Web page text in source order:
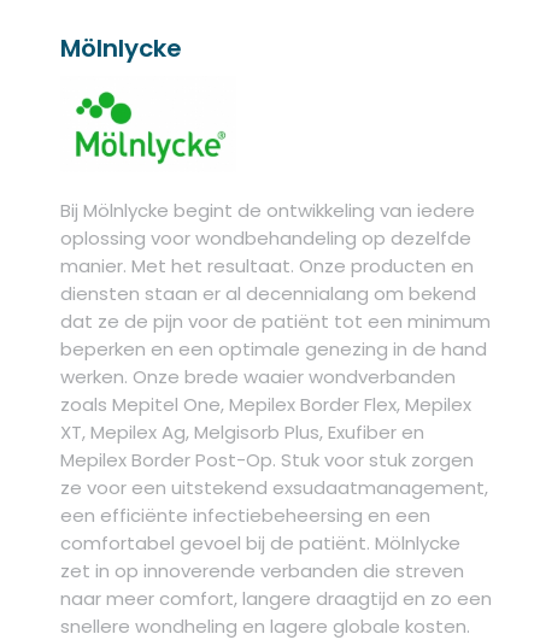
Mölnlycke
Bij Mölnlycke begint de ontwikkeling van iedere
oplossing voor wondbehandeling op dezelfde
manier. Met het resultaat. Onze producten en
diensten staan er al decennialang om bekend
dat ze de pijn voor de patiënt tot een minimum
beperken en een optimale genezing in de hand
werken. Onze brede waaier wondverbanden
zoals Mepitel One, Mepilex Border Flex, Mepilex
XT, Mepilex Ag, Melgisorb Plus, Exufiber en
Mepilex Border Post-Op. Stuk voor stuk zorgen
ze voor een uitstekend exsudaatmanagement,
een efficiënte infectiebeheersing en een
comfortabel gevoel bij de patiënt. Mölnlycke
zet in op innoverende verbanden die streven
naar meer comfort, langere draagtijd en zo een
snellere wondheling en lagere globale kosten.